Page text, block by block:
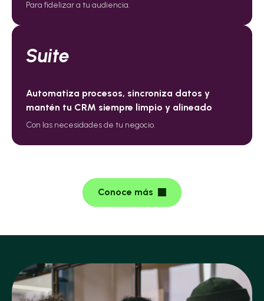
Para fidelizar a tu audiencia.
Suite
Automatiza procesos, sincroniza datos y
mantén tu CRM siempre limpio y alineado
Con las necesidades de tu negocio.
Conoce más